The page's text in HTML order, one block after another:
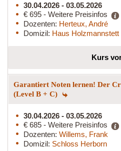
30.04.2026 - 03.05.2026
€ 695 - Weitere Preisinfos
Dozenten: Herteux, André
Domizil: Haus Holzmannstett
Kurs
Garantiert Noten lernen! Der
(Level B + C)
30.04.2026 - 03.05.2026
€ 685 - Weitere Preisinfos
Dozenten: Willems, Frank
Domizil: Schloss Herborn